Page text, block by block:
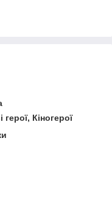
герої, Кіногерої